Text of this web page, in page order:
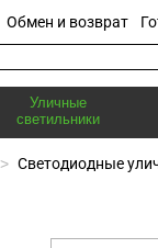
Обмен и возврат
Уличные
светильники
> Светодиодные